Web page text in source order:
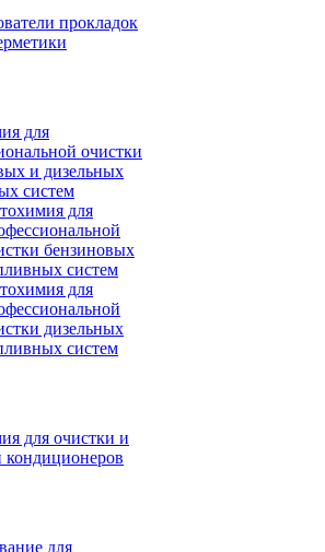
прокладок
для
очистки
и дизельных
систем
для
бензиновых
систем
для
дизельных
систем
для очистки и
кондиционеров
для